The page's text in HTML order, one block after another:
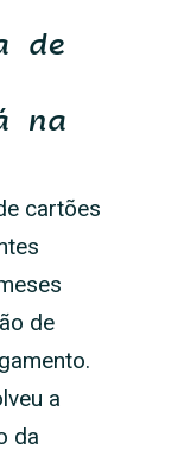
de
na
cartões
de
a
da